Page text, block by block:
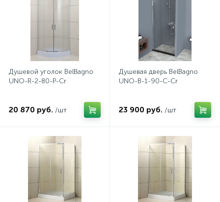
Душевой уголок BelBagno
UNO-R-2-80-P-Cr
20 870 руб. /шт
Душевая дверь BelBagno
UNO-B-1-90-C-Cr
23 900 руб. /шт
Для биде
Для душа
Донные клапаны
12
Донный клапан